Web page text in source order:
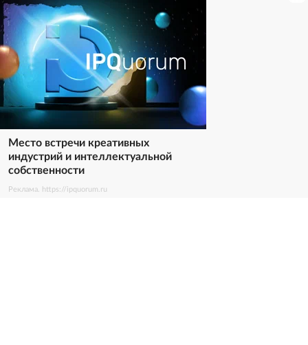
Место встречи креативных
индустрий и интеллектуальной
собственности
Реклама. https://ipquorum.ru